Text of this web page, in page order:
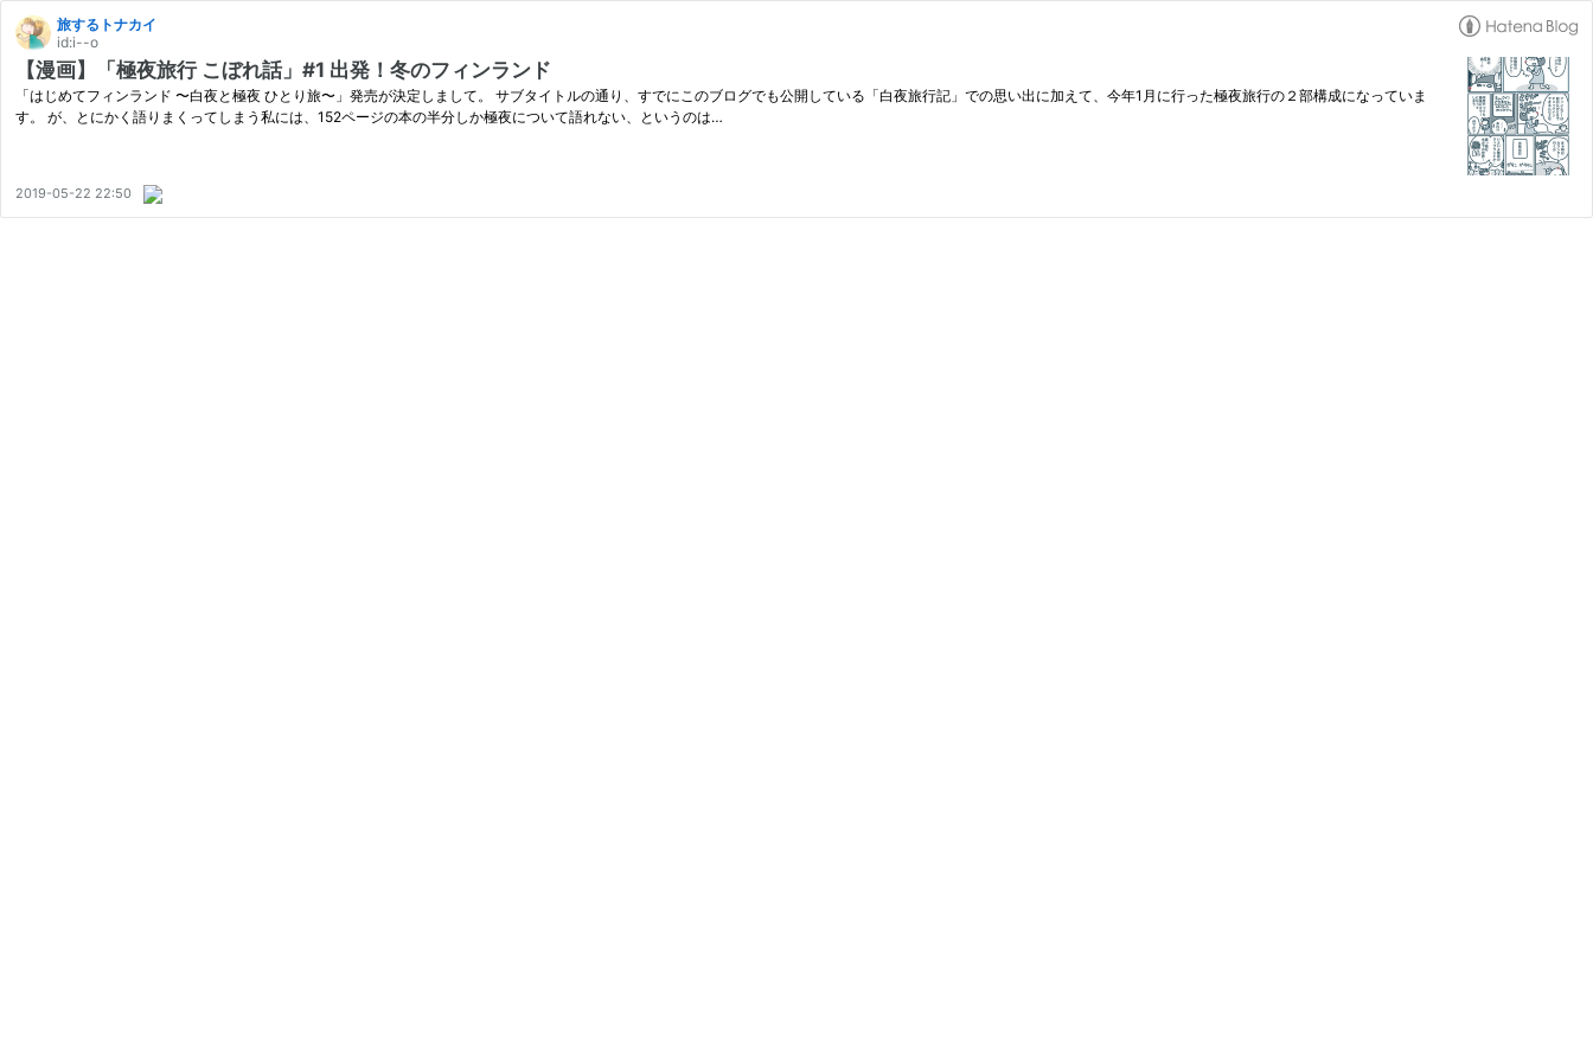
旅するトナカイ
id:i--o
【漫画】「極夜旅行 こぼれ話」#1 出発！冬のフィンランド
「はじめてフィンランド 〜白夜と極夜 ひとり旅〜」発売が決定しまして。 サブタイトルの通り、すでにこのブログでも公開している「白夜旅行記」での思い出に加えて、今年1月に行った極夜旅行の２部構成になっていま
す。 が、とにかく語りまくってしまう私には、152ページの本の半分しか極夜について語れない、というのは…
2019-05-22 22:50